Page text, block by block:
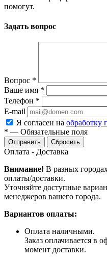
помогут.
Задать вопрос
Вопрос *
Ваше имя *
Телефон *
E-mail
Я согласен на обработку
* — Обязательные поля
Сбросить
Оплата - Доставка
Внимание! В разных
оплаты/доставки.
Уточняйте доступные
менеджеров вашего города.
Вариантов оплаты:
Оплата наличными.
Заказ оплачивается в
момент доставки.